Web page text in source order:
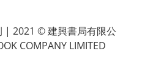
| 2021 © 建興書局有限公
COMPANY LIMITED